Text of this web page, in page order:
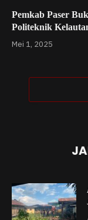
Pemkab Paser
Politeknik
Mei 1, 2025